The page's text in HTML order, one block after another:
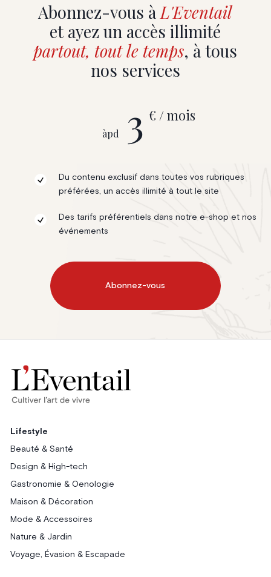
Abonnez-vous àL'Eventail
et ayez un accès illimité
partout, tout le temps, à tous
nos services
àpd 3 € / mois
Du contenu exclusif dans toutes vos rubriques
préférées, un accès illimité à tout le site
Des tarifs préférentiels dans notre e-shop et nos
événements
Abonnez-vous
Lifestyle
Beauté & Santé
Design & High-tech
Gastronomie & Oenologie
Maison & Décoration
Mode & Accessoires
Nature & Jardin
Voyage, Évasion & Escapade